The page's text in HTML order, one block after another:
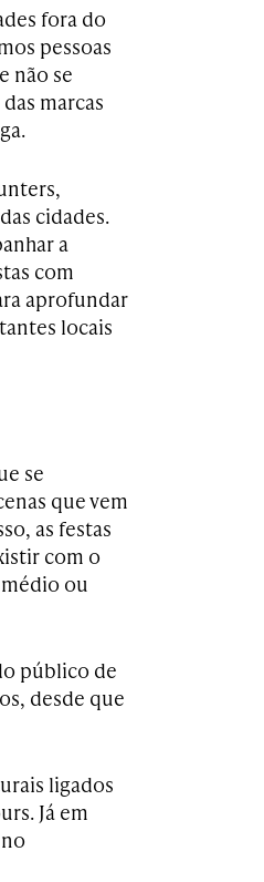
fora do
pessoas
não se
marcas
cidades.
a
com
aprofundar
locais
se
que vem
as festas
com o
ou
público de
desde que
ligados
Já em